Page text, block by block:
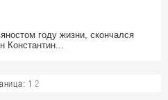
году жизни, скончался
Константин...
1 2